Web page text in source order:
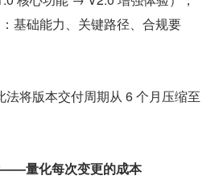
基础能力、关键路径、合规要
量化每次变更的成本